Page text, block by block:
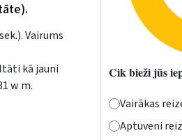
Vairums
kā jauni
w m.
Cik bieži jūs
Vairākas
Aptuveni